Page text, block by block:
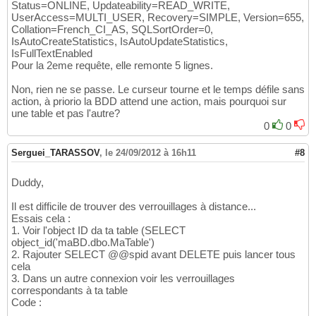
Status=ONLINE, Updateability=READ_WRITE,
UserAccess=MULTI_USER, Recovery=SIMPLE, Version=655,
Collation=French_CI_AS, SQLSortOrder=0,
IsAutoCreateStatistics, IsAutoUpdateStatistics,
IsFullTextEnabled
Pour la 2eme requête, elle remonte 5 lignes.
Non, rien ne se passe. Le curseur tourne et le temps défile sans
action, à priorio la BDD attend une action, mais pourquoi sur
une table et pas l'autre?
0
0
Serguei_TARASSOV, le 24/09/2012 à 16h11 #8
Duddy,
Il est difficile de trouver des verrouillages à distance...
Essais cela :
1. Voir l'object ID da ta table (SELECT
object_id('maBD.dbo.MaTable')
2. Rajouter SELECT @@spid avant DELETE puis lancer tous
cela
3. Dans un autre connexion voir les verrouillages
correspondants à ta table
Code :